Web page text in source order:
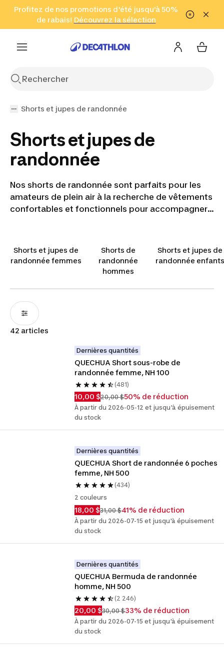
Aller à la recherche Aller au contenu Aller au pied de
Profitez de nos promotions d'été jusqu'à 50%
de rabais! Découvrez la sélection
Cliquez ici
en seulement 2 h!
(Zones sélectionnées)
Shorts et jupes de randonnée
Shorts et jupes de
randonnée
Nos shorts de randonnée sont parfaits pour les
amateurs de plein air à la recherche de vêtements
confortables et fonctionnels pour accompagner
simplement un explorateur de sentiers locaux,
nos shorts offrent la combinaison parfaite de
flexibilité et de durabilité. Ils vous aideront à
Shorts et jupes de
randonnée femmes
Shorts de
randonnée
hommes
Shorts et jupes de
randonnée enfants
42 articles
Dernières quantités
QUECHUA Short sous-robe de
randonnée femme, NH 100
(481)
10,00 $20,00 $50% de réduction
À partir du 2026-05-12 et jusqu'à épuisement
du stock
Dernières quantités
QUECHUA Short de randonnée 6 poches
femme, NH 500
(434)
2 couleurs
18,00 $31,00 $41% de réduction
À partir du 2026-07-15 et jusqu'à épuisement
du stock
Dernières quantités
QUECHUA Bermuda de randonnée
homme, NH 500
(2 246)
20,00 $30,00 $33% de réduction
À partir du 2026-07-15 et jusqu'à épuisement
du stock